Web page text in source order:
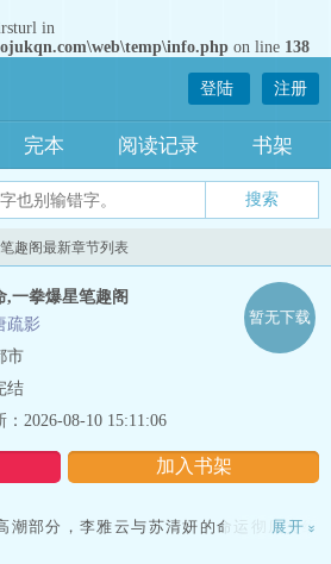
in
on line 138
登陆 注册
完本 阅读记录 书架
趣阁最新章节列表
,一拳爆星笔趣阁
疏影
市
结
加入书架
暂无下载
2026-08-10 15:11:06
潮部分，李雅云与苏清妍的命运彻底交织
展开 »